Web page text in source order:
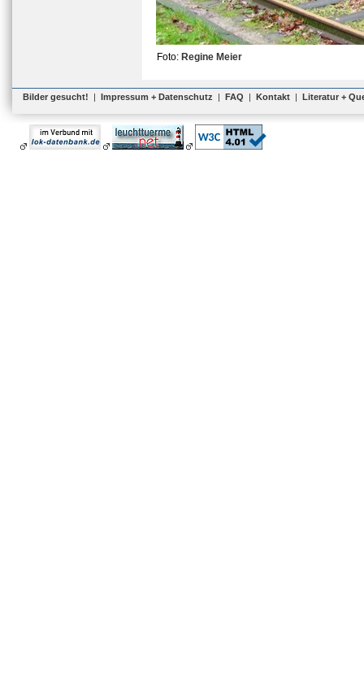
Foto: Regine Meier
Bilder gesucht! | Impressum + Datenschutz | FAQ | Kontakt | Literatur +